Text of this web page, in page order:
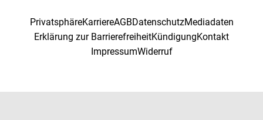
PrivatsphäreKarriereAGBDatenschutzMediadaten
Erklärung zur BarrierefreiheitKündigungKontakt
ImpressumWiderruf